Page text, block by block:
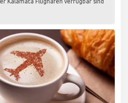
Kalamata Flughafen verfügbar sind